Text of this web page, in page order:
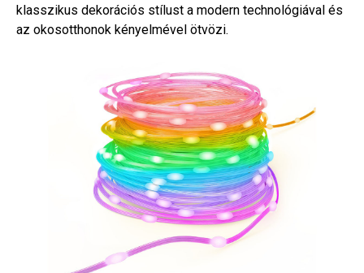
klasszikus dekorációs stílust a modern technológiával és
az okosotthonok kényelmével ötvözi.